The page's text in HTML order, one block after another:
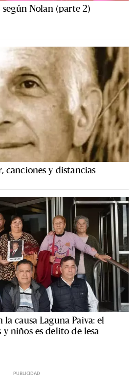
según Nolan (parte 2)
canciones y distancias
causa Laguna Paiva: el
niños es delito de lesa